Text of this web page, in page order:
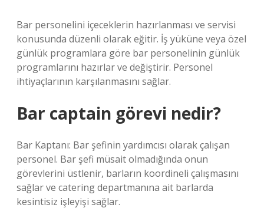
Bar personelini içeceklerin hazırlanması ve servisi
konusunda düzenli olarak eğitir. İş yüküne veya özel
günlük programlara göre bar personelinin günlük
programlarını hazırlar ve değiştirir. Personel
ihtiyaçlarının karşılanmasını sağlar.
Bar captain görevi nedir?
Bar Kaptanı: Bar şefinin yardımcısı olarak çalışan
personel. Bar şefi müsait olmadığında onun
görevlerini üstlenir, barların koordineli çalışmasını
sağlar ve catering departmanına ait barlarda
kesintisiz işleyişi sağlar.